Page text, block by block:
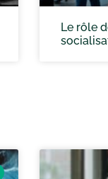
Le rôle